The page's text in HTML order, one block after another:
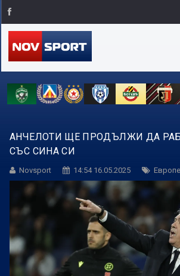
АНЧЕЛОТИ ЩЕ ПРОДЪЛЖИ ДА
СЪС СИНА СИ
Novsport 14:54 16.05.2025